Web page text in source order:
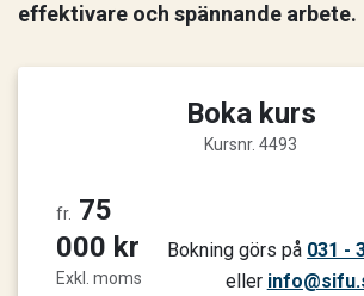
effektivare och spännande arbete.
Boka kurs
Kursnr. 4493
fr. 75
000 kr
Exkl. moms
Bokning görs på 031 -
eller